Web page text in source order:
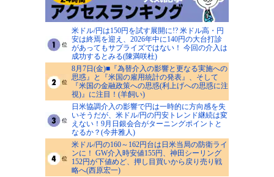
米ドル/円は150円を試す展開に!? 米ドル高・円
安は終焉を迎え、2026年中に140円の大台打診
があってもサプライズではない！ 今回の介入は
成功するとみる(陳満咲杜)
8月7日(金)■『為替介入の影響と更なる実施への
思惑』と『米国の雇用統計の発表』、そして
『米国の金融政策への思惑(利上げへの思惑に注
視)』に注目！(羊飼い)
日米協調介入の影響で円は一時的に方向感を失
いそうだが、米ドル/円の円安トレンド継続は変
えない！9月日銀会合がターニングポイントと
なるか？(今井雅人)
米ドル/円の160～162円台は日米当局の防衛ライ
ンに！ GW介入時安値155円、神田シーリング
152円が下値めど、押し目買いから戻り売り戦
略へ(西原宏一)